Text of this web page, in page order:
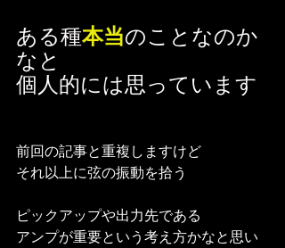
ある種本当のことなのか
なと
個人的には思っています
前回の記事と重複しますけど
それ以上に弦の振動を拾う
ピックアップや出力先である
アンプが重要という考え方かなと思い